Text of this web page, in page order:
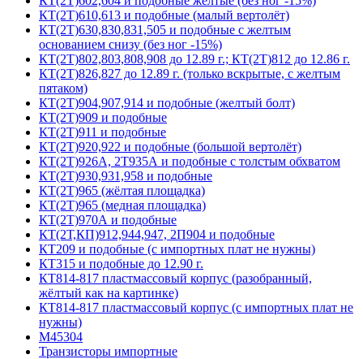
КТ(2Т)610,613 и подобные (малый вертолёт)
КТ(2Т)630,830,831,505 и подобные с желтым
основанием снизу (без ног -15%)
КТ(2Т)802,803,808,908 до 12.89 г.; КТ(2Т)812 до 12.86 г.
КТ(2Т)826,827 до 12.89 г. (только вскрытые, с желтым
пятаком)
КТ(2Т)904,907,914 и подобные (желтый болт)
КТ(2Т)909 и подобные
КТ(2Т)911 и подобные
КТ(2Т)920,922 и подобные (большой вертолёт)
КТ(2Т)926А, 2Т935А и подобные с толстым обхватом
КТ(2Т)930,931,958 и подобные
КТ(2Т)965 (жёлтая площадка)
КТ(2Т)965 (медная площадка)
КТ(2Т)970А и подобные
КТ(2Т,КП)912,944,947, 2П904 и подобные
КТ209 и подобные (с импортных плат не нужны)
КТ315 и подобные до 12.90 г.
КТ814-817 пластмассовый корпус (разобранный,
жёлтый как на картинке)
КТ814-817 пластмассовый корпус (с импортных плат не
нужны)
М45304
Транзисторы импортные